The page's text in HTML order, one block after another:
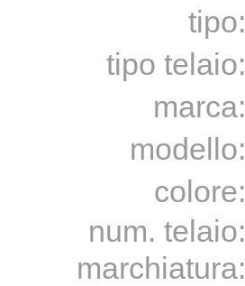
tipo:
tipo telaio:
marca:
modello:
colore:
num. telaio:
marchiatura: